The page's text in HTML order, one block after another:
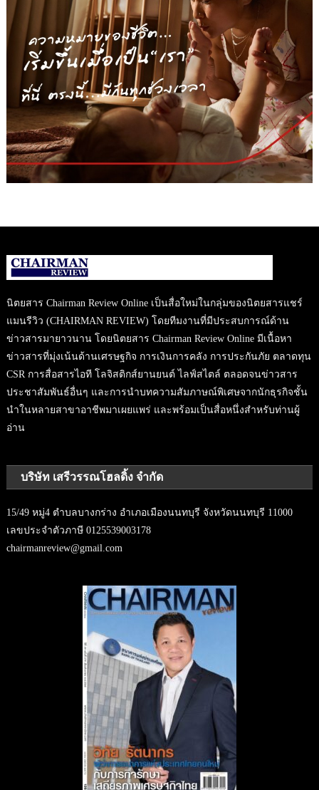
นิตยสาร Chairman Review Online เป็นสื่อใหม่ในกลุ่มของนิตยสารแชร์
แมนรีวิว (CHAIRMAN REVIEW) โดยทีมงานที่มีประสบการณ์ด้าน
ข่าวสารมายาวนาน โดยนิตยสาร Chairman Review Online มีเนื้อหา
ข่าวสารที่มุ่งเน้นด้านเศรษฐกิจ การเงินการคลัง การประกันภัย ตลาดทุน
CSR การสื่อสารไอที โลจิสติกส์ยานยนต์ ไลฟ์สไตล์ ตลอดจนข่าวสาร
ประชาสัมพันธ์อื่นๆ และการนำบทความสัมภาษณ์พิเศษจากนักธุรกิจชั้น
นำในหลายสาขาอาชีพมาเผยแพร่ และพร้อมเป็นสื่อหนึ่งสำหรับท่านผู้
อ่าน
บริษัท เสรีวรรณโฮลดิ้ง จำกัด
15/49 หมู่4 ตำบลบางกร่าง อำเภอเมืองนนทบุรี จังหวัดนนทบุรี 11000
เลขประจำตัวภาษี 0125539003178
chairmanreview@gmail.com